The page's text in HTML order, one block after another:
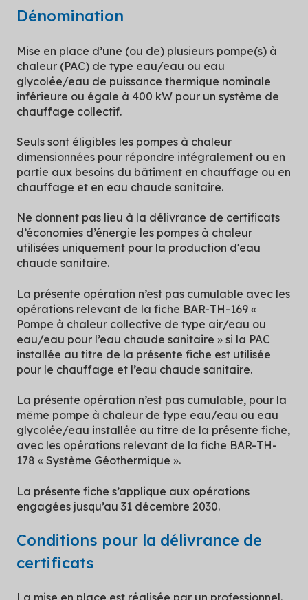
Dénomination
Mise en place d’une (ou de) plusieurs pompe(s) à
chaleur (PAC) de type eau/eau ou eau
glycolée/eau de puissance thermique nominale
inférieure ou égale à 400 kW pour un système de
chauffage collectif.
Seuls sont éligibles les pompes à chaleur
dimensionnées pour répondre intégralement ou en
partie aux besoins du bâtiment en chauffage ou en
chauffage et en eau chaude sanitaire.
Ne donnent pas lieu à la délivrance de certificats
d’économies d’énergie les pompes à chaleur
utilisées uniquement pour la production d'eau
chaude sanitaire.
La présente opération n’est pas cumulable avec les
opérations relevant de la fiche BAR-TH-169 «
Pompe à chaleur collective de type air/eau ou
eau/eau pour l’eau chaude sanitaire » si la PAC
installée au titre de la présente fiche est utilisée
pour le chauffage et l’eau chaude sanitaire.
La présente opération n’est pas cumulable, pour la
même pompe à chaleur de type eau/eau ou eau
glycolée/eau installée au titre de la présente fiche,
avec les opérations relevant de la fiche BAR-TH-
178 « Système Géothermique ».
La présente fiche s’applique aux opérations
engagées jusqu’au 31 décembre 2030.
Conditions pour la délivrance de
certificats